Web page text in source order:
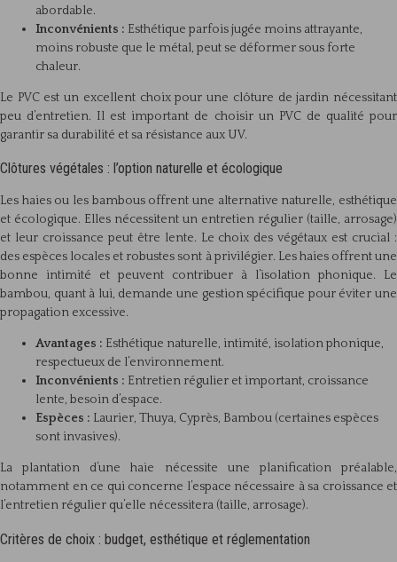
abordable.
Inconvénients : Esthétique parfois jugée moins attrayante,
moins robuste que le métal, peut se déformer sous forte
chaleur.
Le PVC est un excellent choix pour une clôture de jardin nécessitant
peu d’entretien. Il est important de choisir un PVC de qualité pour
garantir sa durabilité et sa résistance aux UV.
Clôtures végétales : l’option naturelle et écologique
Les haies ou les bambous offrent une alternative naturelle, esthétique
et écologique. Elles nécessitent un entretien régulier (taille, arrosage)
et leur croissance peut être lente. Le choix des végétaux est crucial :
des espèces locales et robustes sont à privilégier. Les haies offrent une
bonne intimité et peuvent contribuer à l’isolation phonique. Le
bambou, quant à lui, demande une gestion spécifique pour éviter une
propagation excessive.
Avantages : Esthétique naturelle, intimité, isolation phonique,
respectueux de l’environnement.
Inconvénients : Entretien régulier et important, croissance
lente, besoin d’espace.
Espèces : Laurier, Thuya, Cyprès, Bambou (certaines espèces
sont invasives).
La plantation d’une haie nécessite une planification préalable,
notamment en ce qui concerne l’espace nécessaire à sa croissance et
l’entretien régulier qu’elle nécessitera (taille, arrosage).
Critères de choix : budget, esthétique et réglementation